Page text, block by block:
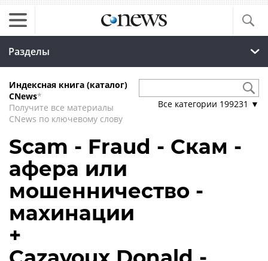
Разделы
Индексная книга (каталог)
CNews*
Получите все материалы
CNews по ключевому слову
Все категории 199231 ▼
Scam - Fraud - Скам -
афера или
мошенничество -
махинации
+